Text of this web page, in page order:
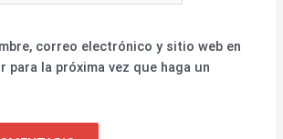
correo electrónico y sitio web en
para la próxima vez que haga un